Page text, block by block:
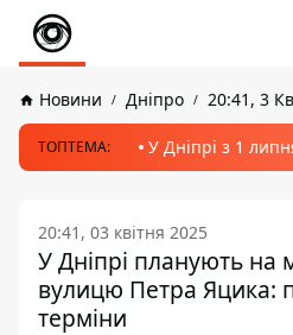
Новини Дніпро 20:41, 3
ТОПТЕМА: У Дніпрі з 1
20:41, 03 квітня 2025
У Дніпрі планують на
вулицю Петра Яцика:
терміни